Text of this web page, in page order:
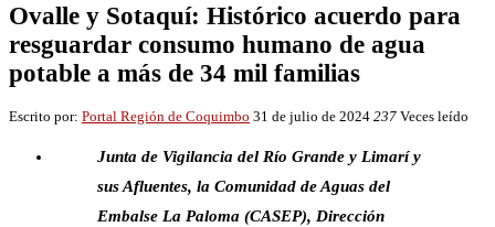
Ovalle y Sotaquí: Histórico acuerdo para
resguardar consumo humano de agua
potable a más de 34 mil familias
Escrito por: Portal Región de Coquimbo 31 de julio de 2024 237 Veces leído
Junta de Vigilancia del Río Grande y Limarí y
sus Afluentes, la Comunidad de Aguas del
Embalse La Paloma (CASEP), Dirección